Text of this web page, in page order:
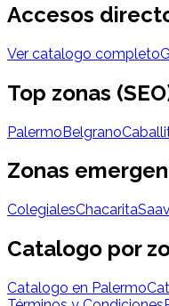
Accesos
Ver catalogo completo
Top zonas
PalermoBelgrano
Zonas
ColegialesChacarita
Catalogo por
Catalogo en Palermo